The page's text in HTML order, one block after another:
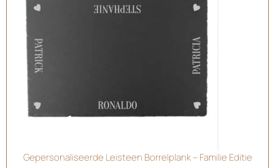
Gepersonaliseerde Leisteen Borrelplank – Familie Editie